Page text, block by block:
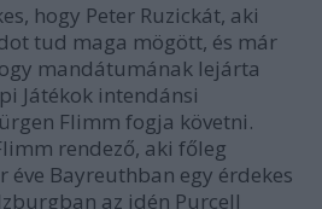
hogy Peter Ruzickát, aki
tud maga mögött, és már
mandátumának lejárta
Játékok intendánsi
Flimm fogja követni.
rendező, aki főleg
Bayreuthban egy érdekes
az idén Purcell